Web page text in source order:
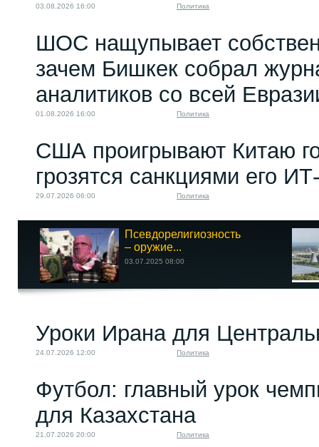
03.08.2026 16:00 Политика
ШОС нащупывает
зачем Бишкек собрал
аналитиков со всей
01.08.2026 16:00 Политика
США проигрывают Китаю
грозятся санкциями его
29.07.2026 06:00 Политика
Псевдорелигиозность
– оружие...
03.07.2025 08:00
Уроки Ирана для
24.07.2026 12:00 Политика
Футбол: главный урок
для Казахстана
21.07.2026 20:00 Политика